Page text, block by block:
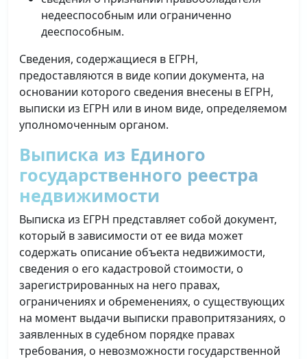
недееспособным или ограниченно
дееспособным.
Сведения, содержащиеся в ЕГРН,
предоставляются в виде копии документа, на
основании которого сведения внесены в ЕГРН,
выписки из ЕГРН или в ином виде, определяемом
уполномоченным органом.
Выписка из Единого
государственного реестра
недвижимости
Выписка из ЕГРН представляет собой документ,
который в зависимости от ее вида может
содержать описание объекта недвижимости,
сведения о его кадастровой стоимости, о
зарегистрированных на него правах,
ограничениях и обременениях, о существующих
на момент выдачи выписки правопритязаниях, о
заявленных в судебном порядке правах
требования, о невозможности государственной